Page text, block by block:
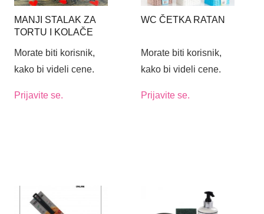
MANJI STALAK ZA
TORTU I KOLAČE
ZVONOM FI17CM
Morate biti korisnik,
kako bi videli cene.
Prijavite se.
WC ČETKA RATAN
Morate biti korisnik,
kako bi videli cene.
Prijavite se.